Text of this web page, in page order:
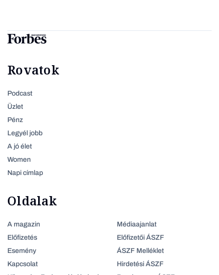
Rovatok
Podcast
Üzlet
Pénz
Legyél jobb
A jó élet
Women
Napi címlap
Oldalak
A magazin
Előfizetés
Esemény
Kapcsolat
Médiaajanlat
Előfizetői ÁSZF
ÁSZF Melléklet
Hirdetési ÁSZF